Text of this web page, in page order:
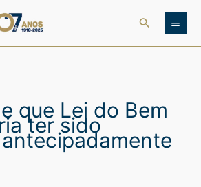
Pesquisar
que Lei do Bem
ter sido